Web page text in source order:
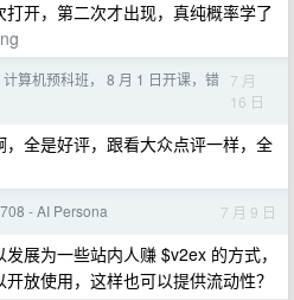
开，第二次才出现，真纯概率学了
计算机预科班， 8 月 1 日开课，错 7 月
16 日
全是好评，跟看大众点评一样，全
- AI Persona 7 月 9 日
展为一些站内人赚 $v2ex 的方式，
放使用，这样也可以提供流动性？